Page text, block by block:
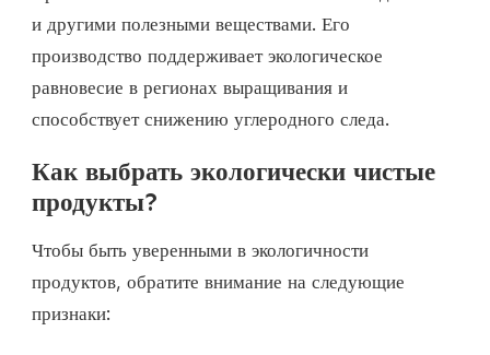
и другими полезными веществами. Его
производство поддерживает экологическое
равновесие в регионах выращивания и
способствует снижению углеродного следа.
Как выбрать экологически чистые
продукты?
Чтобы быть уверенными в экологичности
продуктов, обратите внимание на следующие
признаки: